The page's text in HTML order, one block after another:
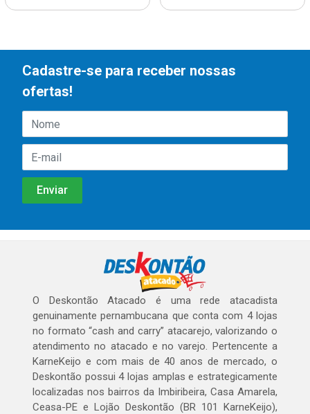
Cadastre-se para receber nossas
ofertas!
O Deskontão Atacado é uma rede atacadista
genuinamente pernambucana que conta com 4 lojas
no formato “cash and carry” atacarejo, valorizando o
atendimento no atacado e no varejo. Pertencente a
KarneKeijo e com mais de 40 anos de mercado, o
Deskontão possui 4 lojas amplas e estrategicamente
localizadas nos bairros da Imbiribeira, Casa Amarela,
Ceasa-PE e Lojão Deskontão (BR 101 KarneKeijo),